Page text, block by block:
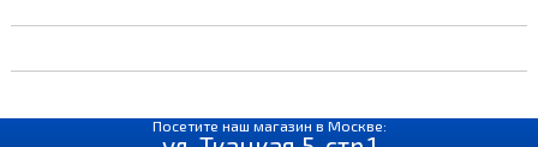
Посетите наш магазин в Москве: